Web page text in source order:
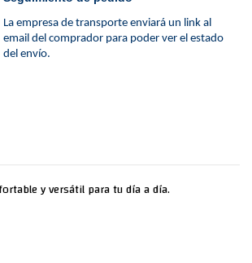
La empresa de transporte enviará un link al
email del comprador para poder ver el estado
del envío.
y versátil para tu día a día.